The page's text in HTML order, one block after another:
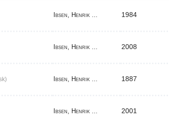
Ibsen, Henrik ... 1984
Ibsen, Henrik ... 2008
Ibsen, Henrik ... 1887
Ibsen, Henrik ... 2001